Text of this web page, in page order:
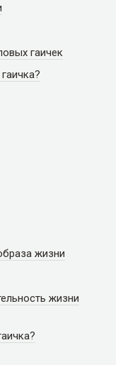
гаичек
жизни
жизни